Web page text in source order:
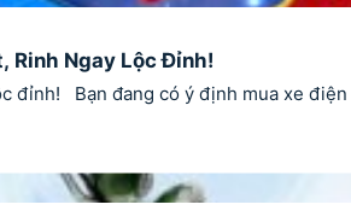
Rinh Ngay Lộc Đỉnh!
đỉnh! Bạn đang có ý định mua xe